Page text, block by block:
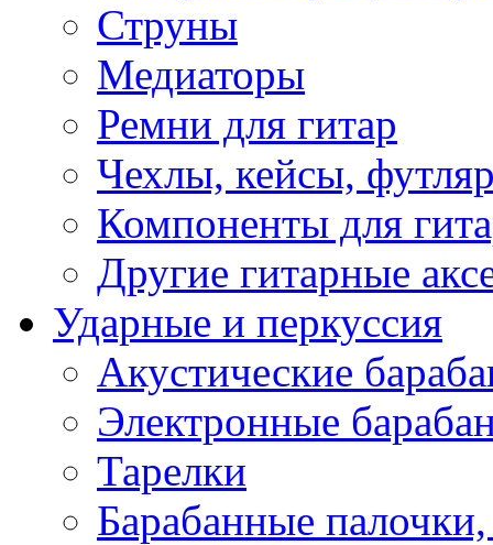
Струны
Медиаторы
Ремни для гитар
Чехлы, кейсы,
Компоненты для
Другие гитарные
Ударные и перкуссия
Акустические
Электронные
Тарелки
Барабанные